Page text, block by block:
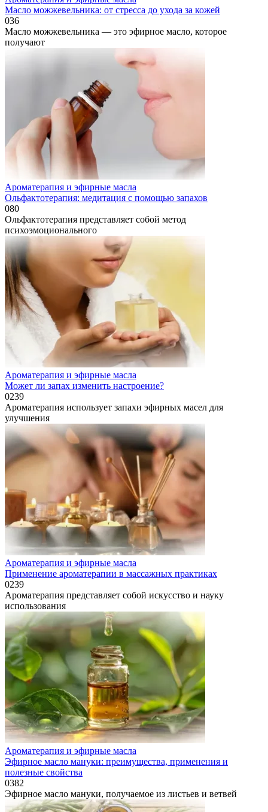
Масло можжевельника: от стресса до ухода за кожей
036
Масло можжевельника — это эфирное масло, которое
получают
Ароматерапия и эфирные масла
Ольфактотерапия: медитация с помощью запахов
080
Ольфактотерапия представляет собой метод
психоэмоционального
Ароматерапия и эфирные масла
Может ли запах изменить настроение?
0239
Ароматерапия использует запахи эфирных масел для
улучшения
Ароматерапия и эфирные масла
Применение ароматерапии в массажных практиках
0239
Ароматерапия представляет собой искусство и науку
использования
Ароматерапия и эфирные масла
Эфирное масло мануки: преимущества, применения и
полезные свойства
0382
Эфирное масло мануки, получаемое из листьев и ветвей